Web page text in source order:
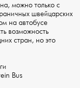
можно только с
швейцарских
на автобусе
возможность
стран, но это
Bus